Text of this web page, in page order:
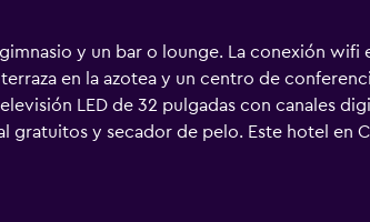
y un bar o lounge. La conexión wifi
en la azotea y un centro de
LED de 32 pulgadas con canales
gratuitos y secador de pelo. Este hotel en
1 o 2 personas, o hasta 6 dispositivos).
incluyen cafetera y tetera y cortinas